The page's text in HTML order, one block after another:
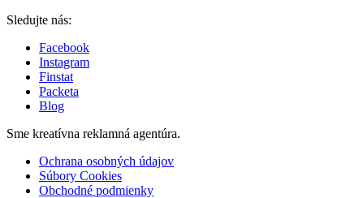
Sledujte nás:
Facebook
Instagram
Finstat
Packeta
Blog
Sme kreatívna reklamná agentúra.
Ochrana osobných údajov
Súbory Cookies
Obchodné podmienky